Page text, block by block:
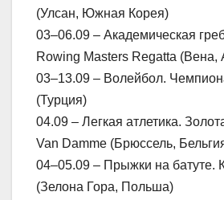
(Улсан, Южная Корея)
03–06.09 – Академическая
Rowing Masters Regatta (Вена,
03–13.09 – Волейбол.
(Турция)
04.09 – Легкая атлетика.
Van Damme (Брюссель,
04–05.09 – Прыжки на батуте.
(Зелона Гора, Польша)